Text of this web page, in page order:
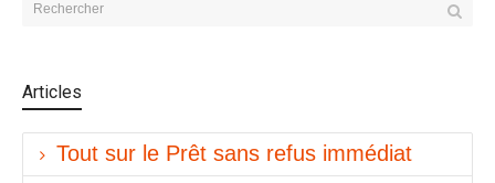
Articles
Tout sur le Prêt sans refus immédiat